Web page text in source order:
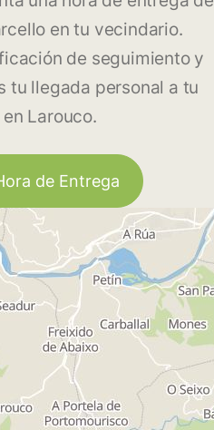
en tu vecindario.
de seguimiento y
tu llegada personal a tu
Larouco.
de Entrega